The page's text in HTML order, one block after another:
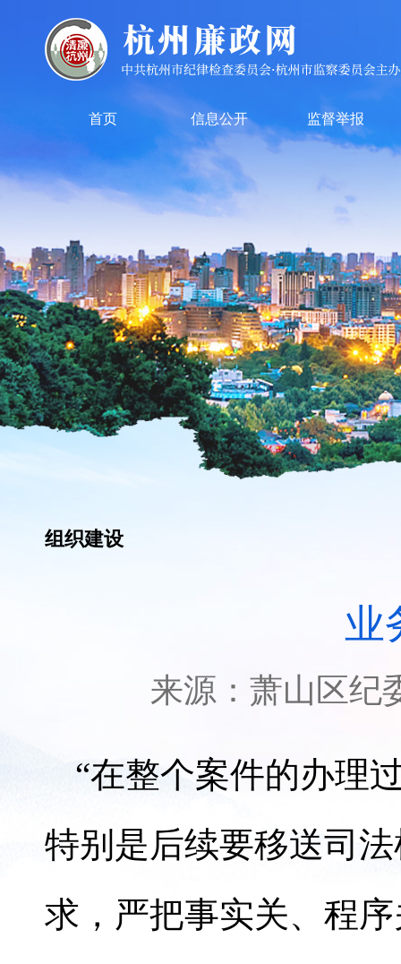
首页 信息公开 监督举报
组织建设
业
来源： 萧山区纪
“在整个案件的办理
特别是后续要移送司
求，严把事实关、程